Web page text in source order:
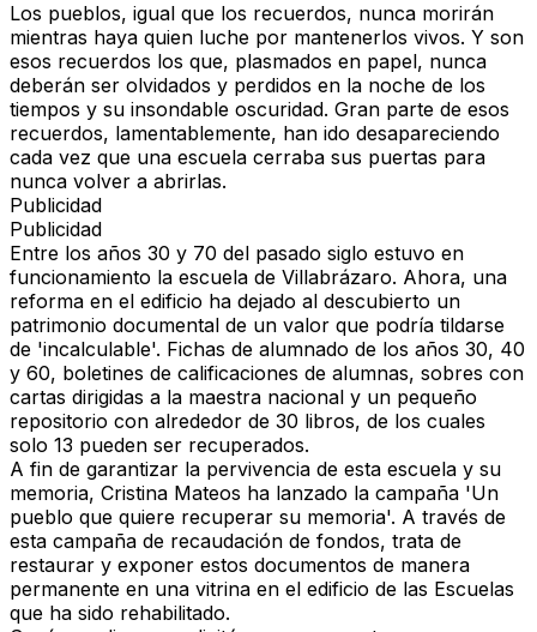
Los pueblos, igual que los recuerdos, nunca morirán
mientras haya quien luche por mantenerlos vivos. Y son
esos recuerdos los que, plasmados en papel, nunca
deberán ser olvidados y perdidos en la noche de los
tiempos y su insondable oscuridad. Gran parte de esos
recuerdos, lamentablemente, han ido desapareciendo
cada vez que una escuela cerraba sus puertas para
nunca volver a abrirlas.
Publicidad
Publicidad
Entre los años 30 y 70 del pasado siglo estuvo en
funcionamiento la escuela de Villabrázaro. Ahora, una
reforma en el edificio ha dejado al descubierto un
patrimonio documental de un valor que podría tildarse
de 'incalculable'. Fichas de alumnado de los años 30, 40
y 60, boletines de calificaciones de alumnas, sobres con
cartas dirigidas a la maestra nacional y un pequeño
repositorio con alrededor de 30 libros, de los cuales
solo 13 pueden ser recuperados.
A fin de garantizar la pervivencia de esta escuela y su
memoria, Cristina Mateos ha lanzado la campaña 'Un
pueblo que quiere recuperar su memoria'. A través de
esta campaña de recaudación de fondos, trata de
restaurar y exponer estos documentos de manera
permanente en una vitrina en el edificio de las Escuelas
que ha sido rehabilitado.